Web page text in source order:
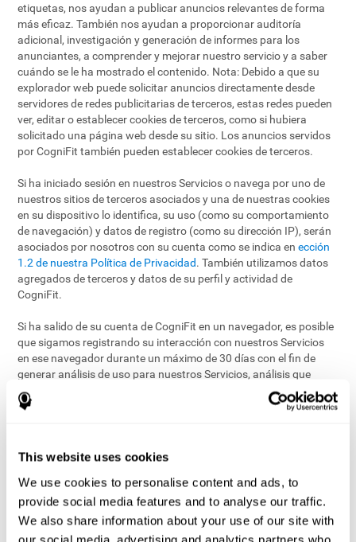
This website uses cookies
We use cookies to personalise content and ads, to
provide social media features and to analyse our traffic.
We also share information about your use of our site with
our social media, advertising and analytics partners who
etiquetas, nos ayudan a publicar anuncios relevantes de forma
más eficaz. También nos ayudan a proporcionar auditoría
adicional, investigación y generación de informes para los
anunciantes, a comprender y mejorar nuestro servicio y a saber
cuándo se le ha mostrado el contenido. Nota: Debido a que su
explorador web puede solicitar anuncios directamente desde
servidores de redes publicitarias de terceros, estas redes pueden
ver, editar o establecer cookies de terceros, como si hubiera
solicitado una página web desde su sitio. Los anuncios servidos
por CogniFit también pueden establecer cookies de terceros.
Si ha iniciado sesión en nuestros Servicios o navega por uno de
nuestros sitios de terceros asociados y una de nuestras cookies
en su dispositivo lo identifica, su uso (como su comportamiento
de navegación) y datos de registro (como su dirección IP), serán
asociados por nosotros con su cuenta como se indica enección
1.2 de nuestra Política de Privacidad. También utilizamos datos
agregados de terceros y datos de su perfil y actividad de
CogniFit.
Si ha salido de su cuenta de CogniFit en un navegador, es posible
que sigamos registrando su interacción con nuestros Servicios
en ese navegador durante un máximo de 30 días con el fin de
generar análisis de uso para nuestros Servicios, análisis que
podemos compartir de forma conjunta con nuestros clientes
publicitarios.
que utilicemos esta información para:
Proporcionar publicidad más relevante;
Proporcionar informes agregados de la actividad de los
anuncios a los patrocinadores o anunciantes y a los sitios
web que alojan los anuncios;